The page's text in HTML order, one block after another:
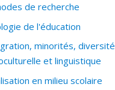
de recherche
de l'éducation
minorités, diversité
et linguistique
en milieu scolaire